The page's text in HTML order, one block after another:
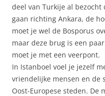
deel van Turkije al
gaan richting Ankara, de
moet je wel de Bosporus
maar deze brug is een
moet je met een veerpont.
In Istanboel voel je jezelf
vriendelijke mensen en de
Oost-Europese steden. De